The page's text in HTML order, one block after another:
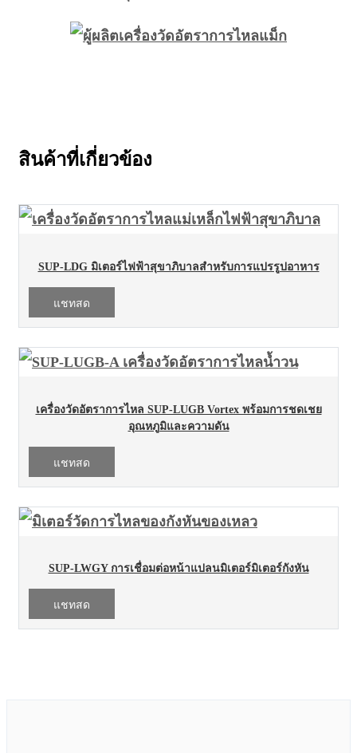
สินค้าที่เกี่ยวข้อง
SUP-LDG มิเตอร์ไฟฟ้าสุขาภิบาลสำหรับการแปรรูปอาหาร
แชทสด
เครื่องวัดอัตราการไหล SUP-LUGB Vortex พร้อมการชดเชย
อุณหภูมิและความดัน
แชทสด
SUP-LWGY การเชื่อมต่อหน้าแปลนมิเตอร์มิเตอร์กังหัน
แชทสด